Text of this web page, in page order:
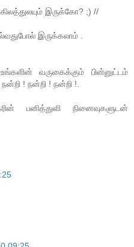
இருக்கோ? ;) //
இருக்கலாம் .
வருகைக்கும் பின்னுட்டம்
! நன்றி ! நன்றி !.
பனித்துளி நினைவுகளுடன்